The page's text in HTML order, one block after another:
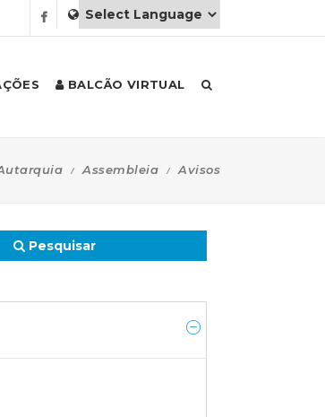
BALCÃO VIRTUAL
Assembleia Avisos
Pesquisar